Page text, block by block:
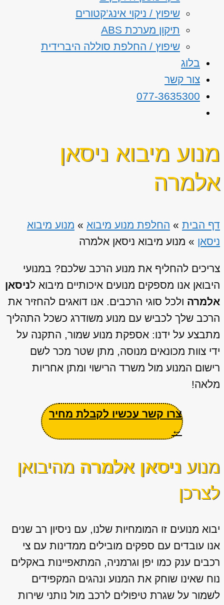
שיפוץ / ניקוי אינג’קטורים
תיקון מערכת ABS
שיפוץ / החלפת סוללה היברידית
בלוג
צור קשר
077-3635300
מנוע מיבוא ניסאן
אלמרה
דף הבית » החלפת מנוע מיבוא » מנוע מיבוא
ניסאן » מנוע מיבוא ניסאן אלמרה
צריכים להחליף את מנוע הרכב שלכם? במנועי
היבואן אנו מספקים מנועים איכותיים מיבוא לניסאן
אלמרה ולכל סוגי הרכבים. אנו דואגים להחזיר את
הרכב שלך לכביש עם מנוע משודרג כשכל התהליך
מתבצע על ידנו: אספקת מנוע שמור, התקנה על
ידי צוות מכונאים מנוסה, מתן שטר מכר לשם
רישום המנוע מול משרד הרישוי ומתן אחריות
מלאה!
צרו קשר עכשיו לקבלת מחיר
←
מנוע ניסאן אלמרה מהיבואן
לצרכן
יבוא מנועים זו המומחיות שלנו, עם ניסיון רב שנים
אנו עובדים עם ספקים מובילים ממדינות עם צי
רכבים ענק כמו יפן וגרמניה, המתאפיינות באקלים
נוח שאינו שוחק את המנוע ונהגים המקפידים
לשמור על שגרת טיפולים לרכב מול נותני שירות